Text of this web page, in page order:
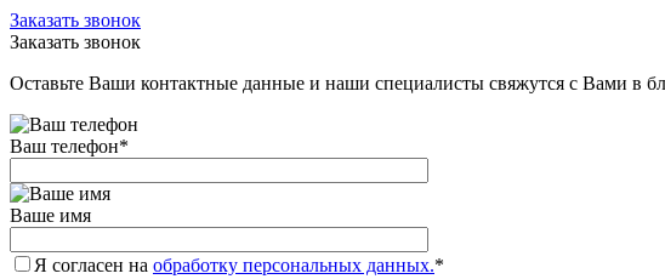
Заказать звонок
Заказать звонок
Оставьте Ваши контактные данные и наши специалисты свяжутся с Вами в
Ваш телефон*
Ваше имя
Я согласен на обработку персональных данных.*